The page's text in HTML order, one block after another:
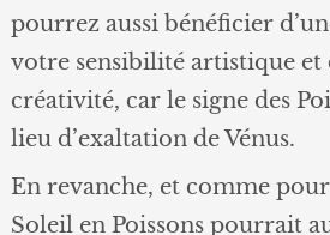
pourrez aussi bénéficier
votre sensibilité artistique et
créativité, car le signe des
lieu d’exaltation de Vénus.
En revanche, et comme
Soleil en Poissons pourrait